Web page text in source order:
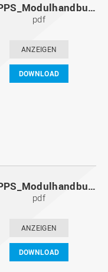
MoPPS_Modulhandbuch_20110601.pdf
pdf
ANZEIGEN
DOWNLOAD
MoPPS_Modulhandbuch_20100601.pdf
pdf
ANZEIGEN
DOWNLOAD